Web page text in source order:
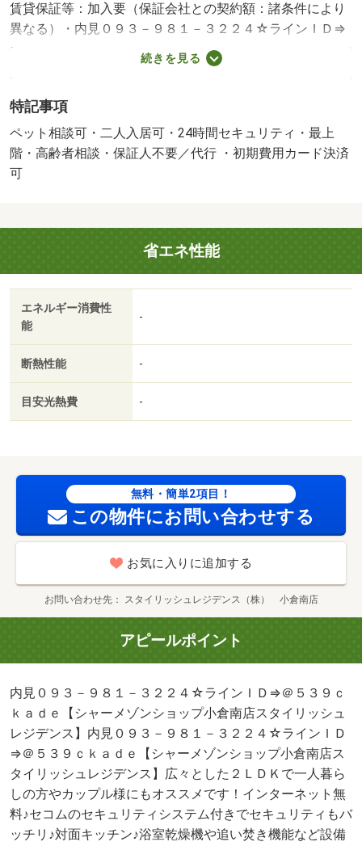
賃貸保証等：加入要（保証会社との契約額：諸条件により
異なる）・内見０９３－９８１－３２２４☆ラインＩＤ⇒
＠５３９ｃｋａｄｅ 【シャーメゾンショップ小倉南店ス
タイリッシュレジデンス】 広々とした２ＬＤＫで一人暮
無料
続きを見る
特記事項
ペット相談可・二人入居可・24時間セキュリティ・最上
階・高齢者相談・保証人不要／代行 ・初期費用カード決済
可
省エネ性能
エネルギー消費性
能
-
断熱性能 -
目安光熱費 -
無料・簡単2項目！
この物件にお問い合わせする
お気に入りに追加する
お問い合わせ先 スタイリッシュレジデンス（株） 小倉南店
アピールポイント
内見０９３－９８１－３２２４☆ラインＩＤ⇒＠５３９ｃ
ｋａｄｅ【シャーメゾンショップ小倉南店スタイリッシュ
レジデンス】内見０９３－９８１－３２２４☆ラインＩＤ
⇒＠５３９ｃｋａｄｅ【シャーメゾンショップ小倉南店ス
タイリッシュレジデンス】広々とした２ＬＤＫで一人暮ら
しの方やカップル様にもオススメです！インターネット無
料♪セコムのセキュリティシステム付きでセキュリティもバ
ッチリ♪対面キッチン♪浴室乾燥機や追い焚き機能など設備